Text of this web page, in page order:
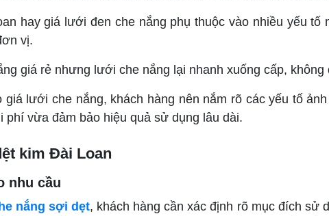
hay giá lưới đen che nắng phụ thuộc vào nhiều yếu
vị.
giá rẻ nhưng lưới che nắng lại nhanh xuống cấp,
giá lưới che nắng, khách hàng nên nắm rõ các yếu tố
phí vừa đảm bảo hiệu quả sử dụng lâu dài.
kim Đài Loan
nhu cầu
nắng sợi dẹt, khách hàng cần xác định rõ mục đích